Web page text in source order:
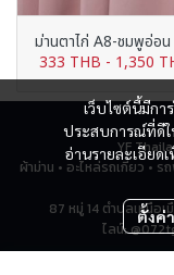
ม่านตาไก่ A8-ชมพูอ่อน
333 THB - 1,350
เว็บไซต์นี้มีกา
ประสบการณ์ที่ดีใ
อ่านรายละเอียด
ตั้งค่
YF
ผ้าม่าน • อะไหล่รถเกี่ยว •
87 หมู่ 14 ตำบลเหนือ
ไลน์: